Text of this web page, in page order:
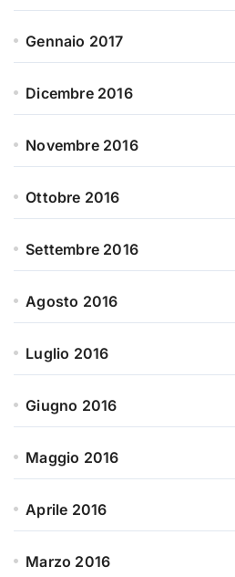
Gennaio 2017
Dicembre 2016
Novembre 2016
Ottobre 2016
Settembre 2016
Agosto 2016
Luglio 2016
Giugno 2016
Maggio 2016
Aprile 2016
Marzo 2016